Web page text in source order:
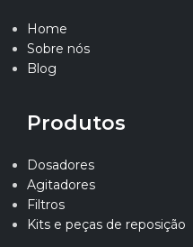
Home
Sobre nós
Blog
Produtos
Dosadores
Agitadores
Filtros
Kits e peças de reposição